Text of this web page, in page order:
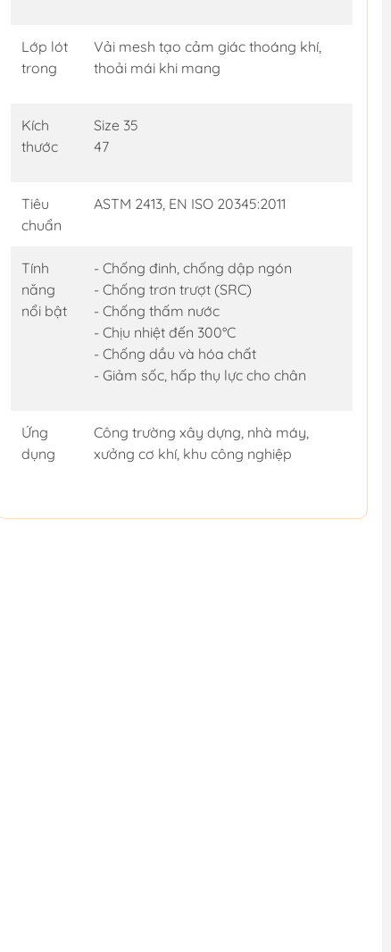
Lớp lót
trong
Vải mesh tạo cảm giác thoáng khí,
thoải mái khi mang
Kích
thước
Size 35
47
Tiêu
chuẩn
ASTM 2413, EN ISO 20345:2011
Tính
năng
nổi bật
- Chống đinh, chống dập ngón
- Chống trơn trượt (SRC)
- Chống thấm nước
- Chịu nhiệt đến 300°C
- Chống dầu và hóa chất
- Giảm sốc, hấp thụ lực cho chân
Ứng
dụng
Công trường xây dựng, nhà máy,
xưởng cơ khí, khu công nghiệp